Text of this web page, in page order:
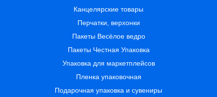
Канцелярские товары
Перчатки, верхонки
Пакеты Весёлое ведро
Пакеты Честная Упаковка
Упаковка для маркетплейсов
Пленка упаковочная
Подарочная упаковка и сувениры